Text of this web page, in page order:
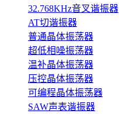
32.768KHz音叉谐振器
AT切谐振器
普通晶体振荡器
超低相噪振荡器
温补晶体振荡器
压控晶体振荡器
可编程晶体振荡器
SAW声表谐振器